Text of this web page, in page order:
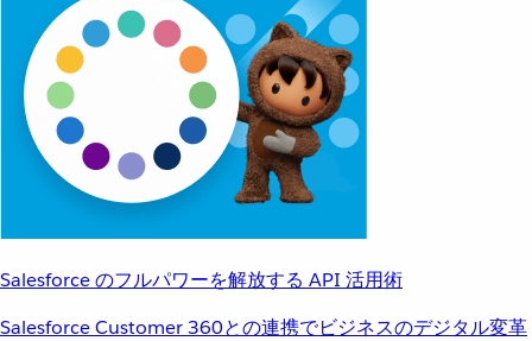
Salesforce のフルパワーを解放する API 活用術
Salesforce Customer 360との連携でビジネスのデジタル変革